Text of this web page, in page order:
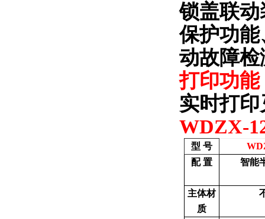
锁盖联动
保护功能
动故障
打印功
实时打印
WDZX-
型 号
配 置
智能
主体材
质